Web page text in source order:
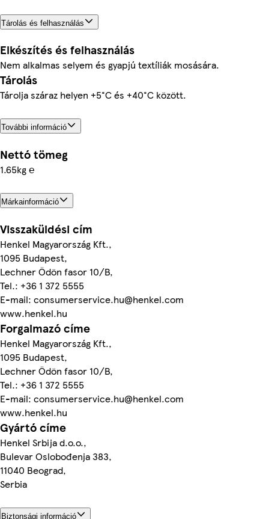
Tárolás és felhasználás
Elkészítés és felhasználás
Nem alkalmas selyem és gyapjú textíliák mosására.
Tárolás
Tárolja száraz helyen +5°C és +40°C között.
További információ
Nettó tömeg
1.65kg ℮
Márkainformáció
Visszaküldési cím
Henkel Magyarország Kft.,
1095 Budapest,
Lechner Ödön fasor 10/B,
Tel.: +36 1 372 5555
E-mail: consumerservice.hu@henkel.com
www.henkel.hu
Forgalmazó címe
Henkel Magyarország Kft.,
1095 Budapest,
Lechner Ödön fasor 10/B,
Tel.: +36 1 372 5555
E-mail: consumerservice.hu@henkel.com
www.henkel.hu
Gyártó címe
Henkel Srbija d.o.o.,
Bulevar Oslobođenja 383,
11040 Beograd,
Serbia
Biztonsági információ